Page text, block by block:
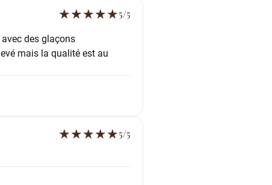
★★★★★5/5
des glaçons
mais la qualité est au
★★★★★5/5